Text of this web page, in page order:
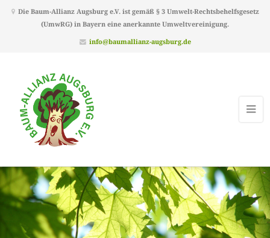
Die Baum-Allianz Augsburg e.V. ist gemäß § 3 Umwelt-Rechtsbehelfsgesetz
(UmwRG) in Bayern eine anerkannte Umweltvereinigung.
info@baumallianz-augsburg.de